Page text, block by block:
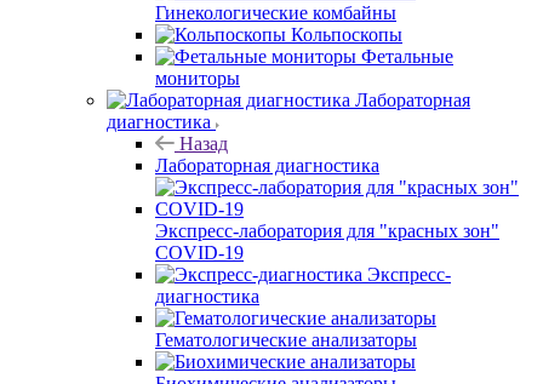
Гинекологические комбайны
Кольпоскопы
Фетальные
мониторы
Лабораторная
диагностика
Назад
Лабораторная диагностика
Экспресс-лаборатория для "красных зон"
COVID-19
Экспресс-
диагностика
Гематологические анализаторы